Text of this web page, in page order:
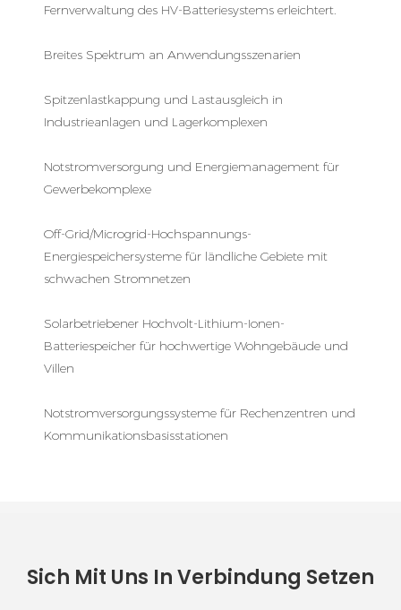
Fernverwaltung des HV-Batteriesystems erleichtert.
Breites Spektrum an Anwendungsszenarien
Spitzenlastkappung und Lastausgleich in
Industrieanlagen und Lagerkomplexen
Notstromversorgung und Energiemanagement für
Gewerbekomplexe
Off-Grid/Microgrid-Hochspannungs-
Energiespeichersysteme für ländliche Gebiete mit
schwachen Stromnetzen
Solarbetriebener Hochvolt-Lithium-Ionen-
Batteriespeicher für hochwertige Wohngebäude und
Villen
Notstromversorgungssysteme für Rechenzentren und
Kommunikationsbasisstationen
Sich Mit Uns In Verbindung Setzen